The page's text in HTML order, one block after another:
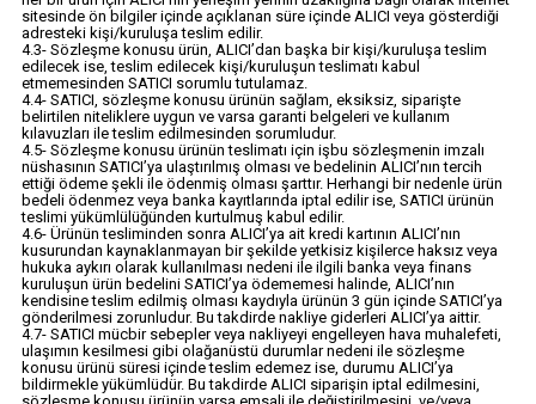
sitesinde ön bilgiler içinde açıklanan süre içinde ALICI veya gösterdiği
adresteki kişi/kuruluşa teslim edilir.
4.3- Sözleşme konusu ürün, ALICI’dan başka bir kişi/kuruluşa teslim
edilecek ise, teslim edilecek kişi/kuruluşun teslimatı kabul
etmemesinden SATICI sorumlu tutulamaz.
4.4- SATICI, sözleşme konusu ürünün sağlam, eksiksiz, siparişte
belirtilen niteliklere uygun ve varsa garanti belgeleri ve kullanım
kılavuzları ile teslim edilmesinden sorumludur.
4.5- Sözleşme konusu ürünün teslimatı için işbu sözleşmenin imzalı
nüshasının SATICI’ya ulaştırılmış olması ve bedelinin ALICI’nın tercih
ettiği ödeme şekli ile ödenmiş olması şarttır. Herhangi bir nedenle ürün
bedeli ödenmez veya banka kayıtlarında iptal edilir ise, SATICI ürünün
teslimi yükümlülüğünden kurtulmuş kabul edilir.
4.6- Ürünün tesliminden sonra ALICI’ya ait kredi kartının ALICI’nın
kusurundan kaynaklanmayan bir şekilde yetkisiz kişilerce haksız veya
hukuka aykırı olarak kullanılması nedeni ile ilgili banka veya finans
kuruluşun ürün bedelini SATICI’ya ödememesi halinde, ALICI’nın
kendisine teslim edilmiş olması kaydıyla ürünün 3 gün içinde SATICI’ya
gönderilmesi zorunludur. Bu takdirde nakliye giderleri ALICI’ya aittir.
4.7- SATICI mücbir sebepler veya nakliyeyi engelleyen hava muhalefeti,
ulaşımın kesilmesi gibi olağanüstü durumlar nedeni ile sözleşme
konusu ürünü süresi içinde teslim edemez ise, durumu ALICI’ya
bildirmekle yükümlüdür. Bu takdirde ALICI siparişin iptal edilmesini,